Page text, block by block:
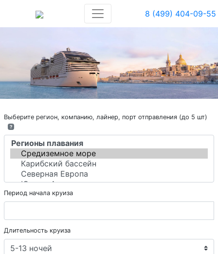
8 (499) 404-09-55
Выберите регион, компанию, лайнер, порт отправления (до 5 шт)
?
Период начала круиза
Длительность круиза